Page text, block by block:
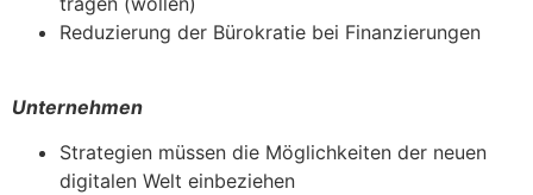
Reduzierung der Bürokratie bei Finanzierungen
Unternehmen
Strategien müssen die Möglichkeiten der neuen
digitalen Welt einbeziehen